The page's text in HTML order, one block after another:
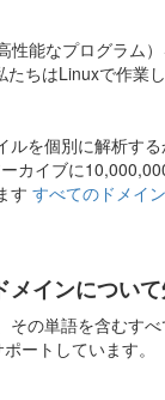
高性能なプログラム
ちはLinuxで作業
を個別に解析す
カイブに
すすべてのドメイ
インについ
の単語を含むす
ートしています。